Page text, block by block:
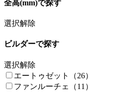
全高(mm)で探す
選択解除
ビルダーで探す
選択解除
エートゥゼット（26）
ファンルーチェ（11）